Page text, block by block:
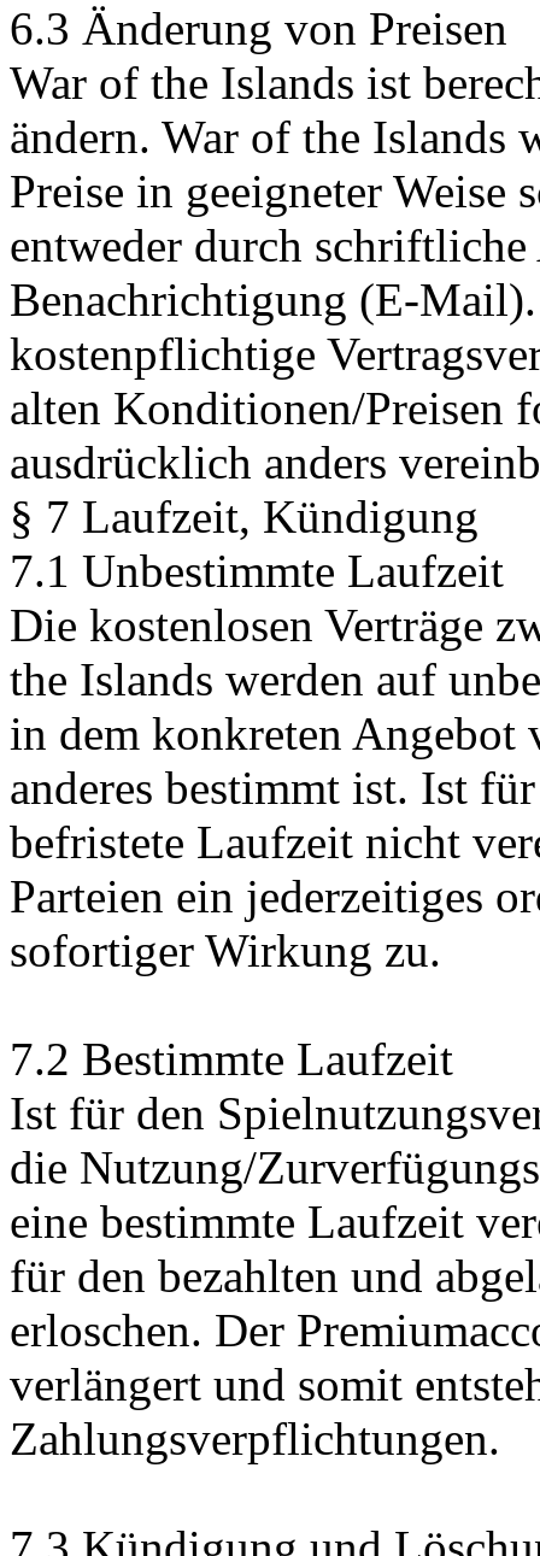
6.3 Änderung von Preisen
War of the Islands ist
ändern. War of the Islands
Preise in geeigneter
entweder durch
Benachrichtigung (E-Mail).
kostenpflichtige
alten Konditionen/Preisen
ausdrücklich anders
§ 7 Laufzeit, Kündigung
7.1 Unbestimmte Laufzeit
Die kostenlosen Verträge
the Islands werden auf
in dem konkreten Angebot
anderes bestimmt ist. Ist
befristete Laufzeit nicht
Parteien ein jederzeitiges
sofortiger Wirkung zu.
7.2 Bestimmte Laufzeit
Ist für den
die Nutzung/
eine bestimmte Laufzeit
für den bezahlten und
erloschen. Der
verlängert und somit
Zahlungsverpflichtungen.